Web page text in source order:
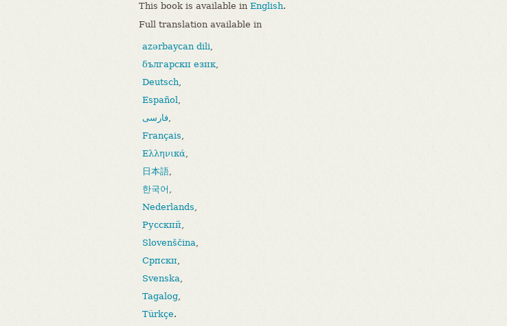
This book is available in English.
Full translation available in
azərbaycan dili,
български език,
Deutsch,
Español,
فارسی,
Français,
Ελληνικά,
日本語,
한국어 ,
Nederlands,
Русский,
Slovenščina,
Српски,
Svenska,
Tagalog,
Türkçe.